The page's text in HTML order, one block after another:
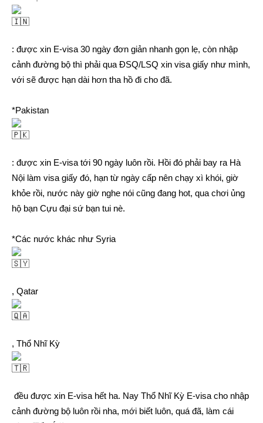
: được xin E-visa 30 ngày đơn giản nhanh gọn lẹ, còn nhập
cảnh đường bộ thì phải qua ĐSQ/LSQ xin visa giấy như mình,
với sẽ được hạn dài hơn tha hồ đi cho đã.
*Pakistan
: được xin E-visa tới 90 ngày luôn rồi. Hồi đó phải bay ra Hà
Nội làm visa giấy đó, hạn từ ngày cấp nên chạy xì khói, giờ
khỏe rồi, nước này giờ nghe nói cũng đang hot, qua chơi ủng
hộ bạn Cựu đại sứ bạn tui nè.
*Các nước khác như Syria
, Qatar
, Thổ Nhĩ Kỳ
đều được xin E-visa hết ha. Nay Thổ Nhĩ Kỳ E-visa cho nhập
cảnh đường bộ luôn rồi nha, mới biết luôn, quá đã, làm cái